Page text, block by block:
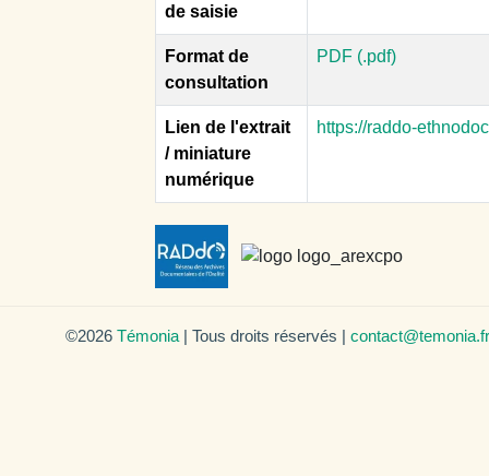
de saisie
Format de
consultation
PDF (.pdf)
Lien de l'extrait
/ miniature
numérique
https://raddo-
©2026 Témonia | Tous droits réservés | contact@temonia.fr